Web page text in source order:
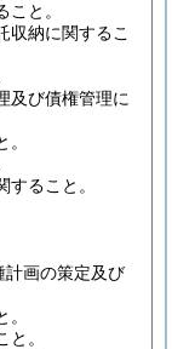
と。
納に関するこ
及び債権管理に
ること。
計画の策定及び
。